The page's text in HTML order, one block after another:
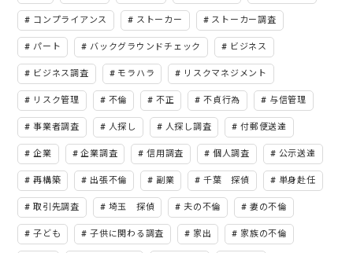
コンプライアンス ストーカー ストーカー調査
パート バックグラウンドチェック ビジネス
ビジネス調査 モラハラ リスクマネジメント
リスク管理 不倫 不正 不貞行為 与信管理
事業者調査 人探し 人探し調査 付郵便送達
企業 企業調査 信用調査 個人調査 公示送達
再構築 出張不倫 副業 千葉 探偵 単身赴任
取引先調査 埼玉 探偵 夫の不倫 妻の不倫
子ども 子供に関わる調査 家出 家族の不倫